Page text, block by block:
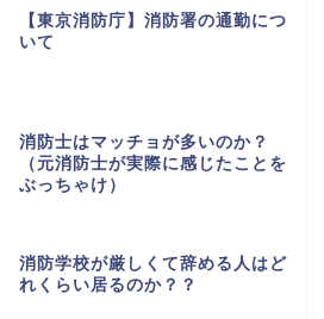
【東京消防庁】消防署の通勤につ
いて
消防士はマッチョが多いのか？
（元消防士が実際に感じたことを
ぶっちゃけ）
消防学校が厳しくて辞める人はど
れくらい居るのか？？